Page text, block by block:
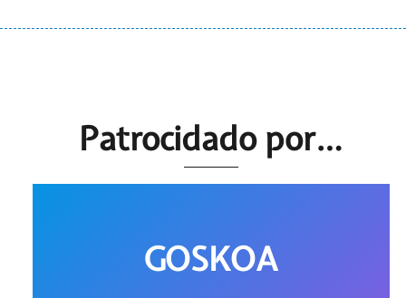
Patrocidado por…
GOSKOA